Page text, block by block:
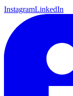
InstagramLinkedIn